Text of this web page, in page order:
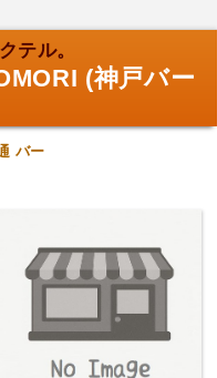
テル。
(神戸バー
バー